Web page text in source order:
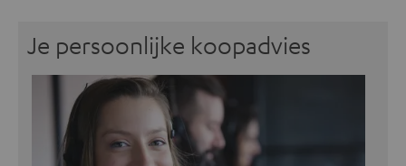
Je persoonlijke koopadvies